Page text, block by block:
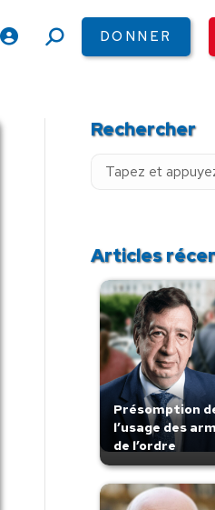
RechercheDONNER
Rechercher
Recherche
Articles
Présomption
l’usage des
de l’ordre